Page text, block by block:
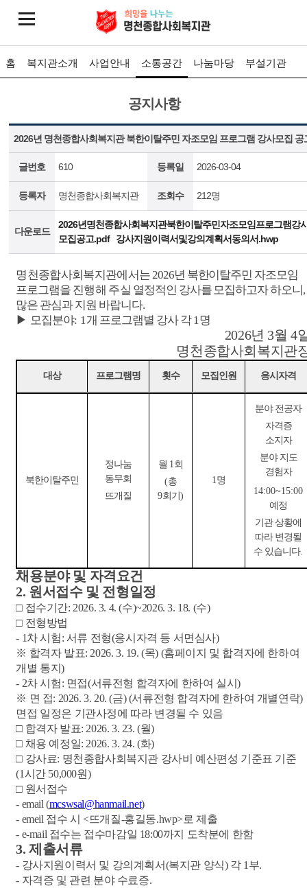
홈 복지관소개 사업안내 소통공간 나눔마당 부설기관
공지사항
2026년 명천종합사회복지관 북한이탈주민 자조모임 프로그램 강사모집 공
글번호 610 등록일 2026-03-04
등록자 명천종합사회복지관 조회수 212명
다운로드
2026년명천종합사회복지관북한이탈주민자조모임프로그램강
모집공고.pdf 강사지원이력서및강의계획서동의서.hwp
명천종합사회복지관에서는 2026년 북한이탈주민 자조모임
프로그램을 진행해 주실 열정적인 강사를 모집하고자 하오니,
많은 관심과 지원 바랍니다.
▶ 모집분야: 1 개 프로그램별 강사 각1 명
2026년 3월4
명천종합사회복지관
대상 프로그램명 횟수 모집인원 응시자격
북한이탈주민
정나눔
동무회
뜨개질
월 1회
(총
9회기)
1명
분야 전공자
자격증
소지자
분야 지도
경험자
14:00~15:00
예정
기관 상황에
따라 변경될
수 있습니다.
채용분야 및 자격요건
2. 원서접수 및 전형일정
□ 접수기간: 2026. 3. 4. (수)~2026. 3. 18. (수)
□ 전형방법
- 1차 시험: 서류 전형(응시자격 등 서면심사)
※ 합격자 발표: 2026. 3. 19. (목) (홈페이지 및 합격자에 한하여
개별 통지)
- 2차 시험: 면접(서류전형 합격자에 한하여 실시)
※ 면 접: 2026. 3. 20. (금) (서류전형 합격자에 한하여 개별연락)
면접 일정은 기관사정에 따라 변경될 수 있음
□ 합격자 발표: 2026. 3. 23. (월)
□ 채용 예정일: 2026. 3. 24. (화)
□ 강사료: 명천종합사회복지관 강사비 예산편성 기준표 기준
(1시간 50,000원)
□ 원서접수
- email (mcswsal@hanmail.net)
- emeil 접수 시 <뜨개질-홍길동.hwp>로 제출
- e-mail 접수는 접수마감일 18:00까지 도착분에 한함
3.제출서류
- 강사지원이력서 및 강의계획서(복지관 양식) 각 1 부.
- 자격증 및 관련 분야 수료증.